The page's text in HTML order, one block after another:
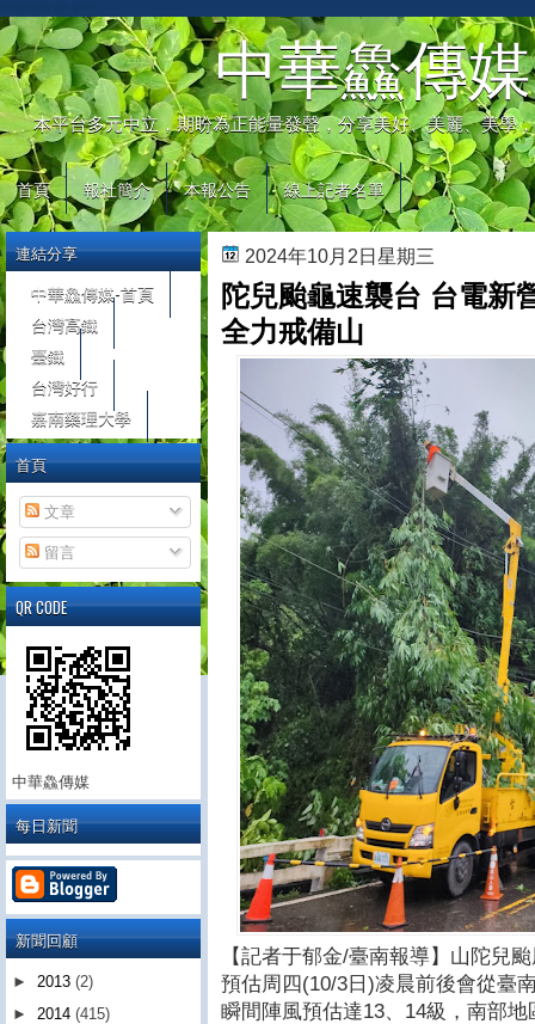
中華鱻傳媒
本平台多元中立，期盼為正能量發聲，分享美好、美麗、美學
首頁 報社簡介 本報公告 線上記者名單
2024年10月2日星期三
陀兒颱龜速襲台 台電新
全力戒備山
【記者于郁金/臺南報導】山陀兒
預估周四(10/3日)凌晨前後會從臺
瞬間陣風預估達13、14級，南部
連結分享
中華鱻傳媒-首頁
台灣高鐵
臺鐵
台灣好行
嘉南藥理大學
首頁
文章
留言
QR CODE
中華鱻傳媒
每日新聞
新聞回顧
► 2013 (2)
► 2014 (415)